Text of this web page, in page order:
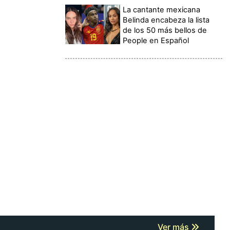
La cantante mexicana
Belinda encabeza la lista
de los 50 más bellos de
People en Español
Ver más